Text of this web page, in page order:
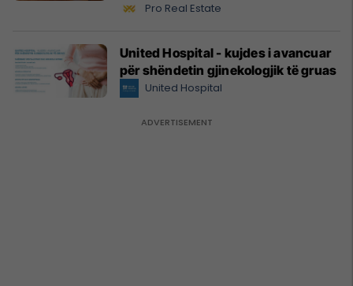
Pro Real Estate
United Hospital - kujdes i avancuar
për shëndetin gjinekologjik të gruas
United Hospital